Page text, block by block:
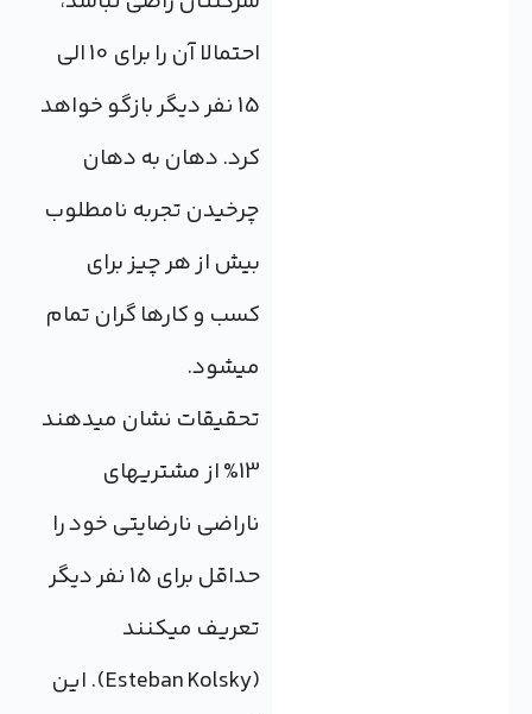
احتمالا آن را برای 10 الی
15 نفر دیگر بازگو خواهد
کرد. دهان به دهان
چرخیدن تجربه نامطلوب
بیش از هر چیز برای
کسب و کارها گران تمام
می‎شود.
تحقیقات نشان می‎دهند
13% از مشتری‎های
ناراضی نارضایتی خود را
حداقل برای 15 نفر دیگر
تعریف می‎کنند
(Esteban Kolsky). این